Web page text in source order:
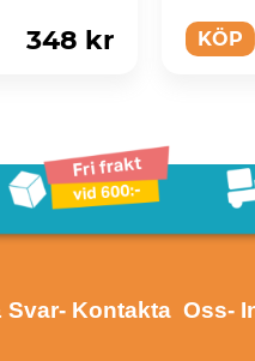
348 kr KÖP
Svar- Kontakta Oss-